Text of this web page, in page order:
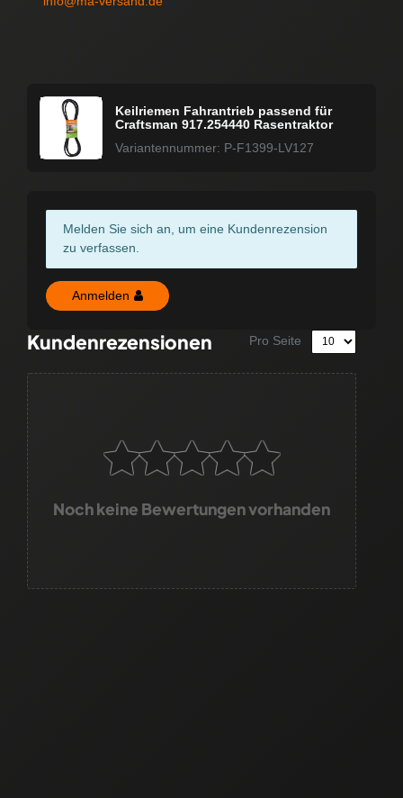
Keilriemen Fahrantrieb passend für
Craftsman 917.254440 Rasentraktor
Variantennummer: P-F1399-LV127
Melden Sie sich an, um eine Kundenrezension
zu verfassen.
Anmelden
Kundenrezensionen Pro Seite
Noch keine Bewertungen vorhanden